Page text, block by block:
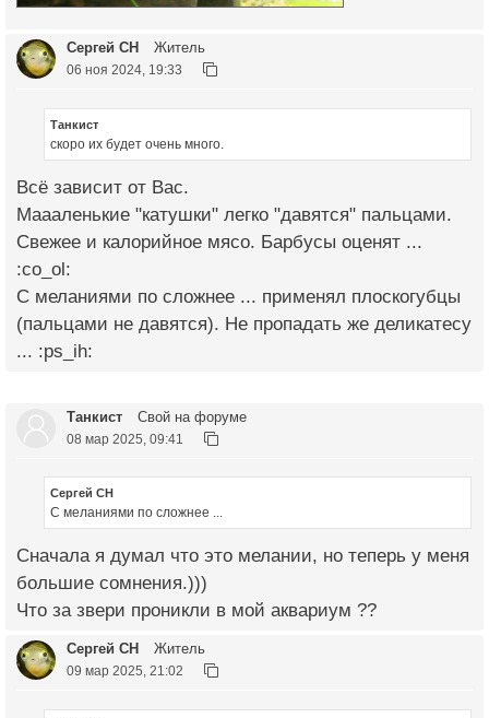
Сергей СН Житель
06 ноя 2024, 19:33
Танкист
скоро их будет очень много.
Всё зависит от Вас.
Маааленькие "катушки" легко "давятся" пальцами.
Свежее и калорийное мясо. Барбусы оценят ...
:co_ol:
С меланиями по сложнее ... применял плоскогубцы
(пальцами не давятся). Не пропадать же деликатесу
... :ps_ih:
Танкист Свой на форуме
08 мар 2025, 09:41
Сергей СН
С меланиями по сложнее ...
Сначала я думал что это мелании, но теперь у меня
большие сомнения.)))
Что за звери проникли в мой аквариум ??
Сергей СН Житель
09 мар 2025, 21:02